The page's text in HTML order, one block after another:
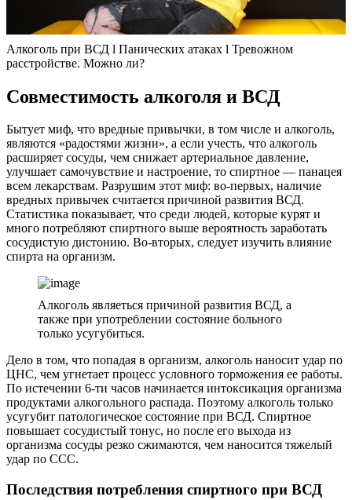
Алкоголь при ВСД l Панических атаках l Тревожном
расстройстве. Можно ли?
Совместимость алкоголя и ВСД
Бытует миф, что вредные привычки, в том числе и алкоголь,
являются «радостями жизни», а если учесть, что алкоголь
расширяет сосуды, чем снижает артериальное давление,
улучшает самочувствие и настроение, то спиртное — панацея
всем лекарствам. Разрушим этот миф: во-первых, наличие
вредных привычек считается причиной развития ВСД.
Статистика показывает, что среди людей, которые курят и
много потребляют спиртного выше вероятность заработать
сосудистую дистонию. Во-вторых, следует изучить влияние
спирта на организм.
Алкоголь являеться причиной развития ВСД, а
также при употреблении состояние больного
только усугубиться.
Дело в том, что попадая в организм, алкоголь наносит удар по
ЦНС, чем угнетает процесс условного торможения ее работы.
По истечении 6-ти часов начинается интоксикация организма
продуктами алкогольного распада. Поэтому алкоголь только
усугубит патологическое состояние при ВСД. Спиртное
повышает сосудистый тонус, но после его выхода из
организма сосуды резко сжимаются, чем наносится тяжелый
удар по ССС.
Последствия потребления спиртного при ВСД